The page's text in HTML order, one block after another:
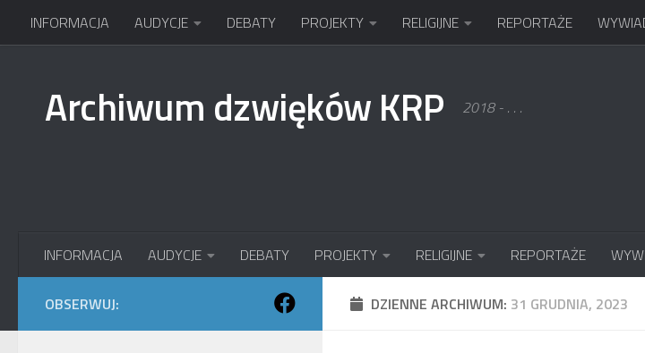
Przejdź do treści
INFORMACJA AUDYCJE DEBATY PROJEKTY RELIGIJNE REPORTAŻE
Archiwum dzwięków KRP 2018 - . . .
INFORMACJA AUDYCJE DEBATY PROJEKTY RELIGIJNE REPORTAŻE
DZIENNE ARCHIWUM: 31 GRUDNIA, 2023
OBSERWUJ: